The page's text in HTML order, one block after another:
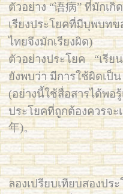
ตัวอย่าง “语病” ที่มักเ
เรียงประโยคที่มีบุพบท
ไทยจึงมักเรียงผิด)
ตัวอย่างประโยค “เรีย
ยังพบว่า มีการใช้ผิดเป็
(อย่างนี้ใช้สื่อสารได้พอ
ประโยคที่ถูกต้องควรจะ
年)。
ลองเปรียบเทียบสองปร